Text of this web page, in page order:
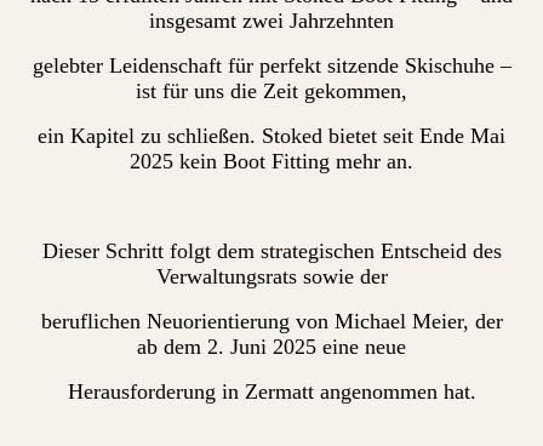
insgesamt zwei Jahrzehnten
gelebter Leidenschaft für perfekt sitzende Skischuhe –
ist für uns die Zeit gekommen,
ein Kapitel zu schließen. Stoked bietet seit Ende Mai
2025 kein Boot Fitting mehr an.
Dieser Schritt folgt dem strategischen Entscheid des
Verwaltungsrats sowie der
beruflichen Neuorientierung von Michael Meier, der
ab dem 2. Juni 2025 eine neue
Herausforderung in Zermatt angenommen hat.